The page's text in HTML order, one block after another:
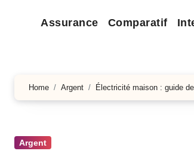
Assurance Comparatif
Home Argent Électricité maison : guide
Argent